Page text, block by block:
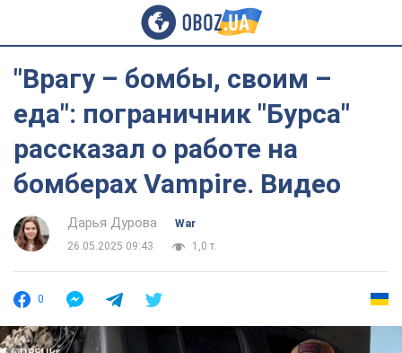
"Врагу – бомбы, своим –
еда": пограничник "Бурса"
рассказал о работе на
бомберах Vampire. Видео
Дарья Дурова
War
26.05.2025 09:43
1,0 т.
0